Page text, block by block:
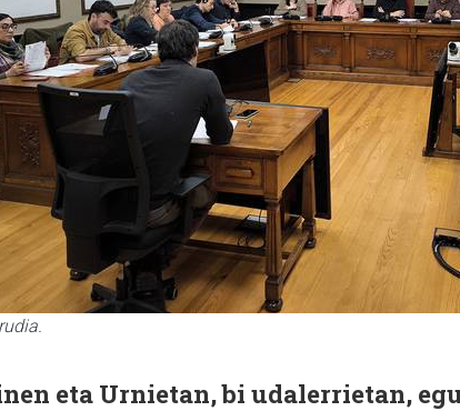
eta Urnietan, bi udalerrietan,